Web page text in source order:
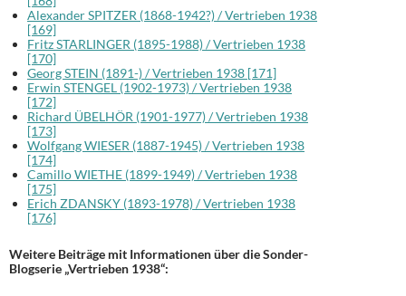
Alexander SPITZER (1868-1942?) / Vertrieben 1938
[169]
Fritz STARLINGER (1895-1988) / Vertrieben 1938
[170]
Georg STEIN (1891-) / Vertrieben 1938 [171]
Erwin STENGEL (1902-1973) / Vertrieben 1938
[172]
Richard ÜBELHÖR (1901-1977) / Vertrieben 1938
[173]
Wolfgang WIESER (1887-1945) / Vertrieben 1938
[174]
Camillo WIETHE (1899-1949) / Vertrieben 1938
[175]
Erich ZDANSKY (1893-1978) / Vertrieben 1938
[176]
Weitere Beiträge mit Informationen über die Sonder-
Blogserie „Vertrieben 1938“: